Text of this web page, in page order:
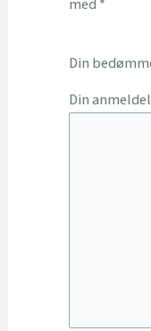
Din
Din